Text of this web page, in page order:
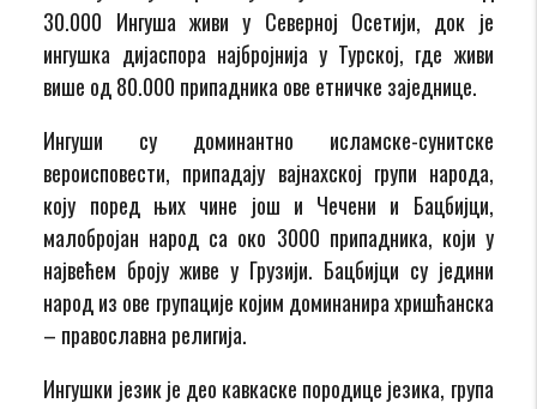
30.000 Ингуша живи у Северној Осетији, док је
ингушка дијаспора најбројнија у Турској, где живи
више од 80.000 припадника ове етничке заједнице.
Ингуши су доминантно исламске-сунитске
вероисповести, припадају вајнахској групи народа,
коју поред њих чине још и Чечени и Бацбијци,
малобројан народ са око 3000 припадника, који у
највећем броју живе у Грузији. Бацбијци су једини
народ из ове групације којим доминанира хришћанска
– православна религија.
Ингушки језик је део кавкаске породице језика, група